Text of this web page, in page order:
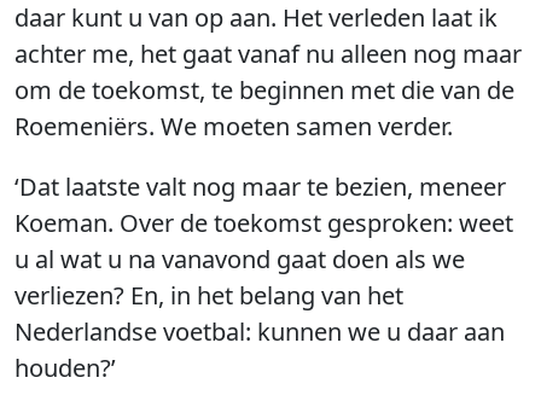
daar kunt u van op aan. Het verleden laat ik
achter me, het gaat vanaf nu alleen nog maar
om de toekomst, te beginnen met die van de
Roemeniërs. We moeten samen verder.
‘Dat laatste valt nog maar te bezien, meneer
Koeman. Over de toekomst gesproken: weet
u al wat u na vanavond gaat doen als we
verliezen? En, in het belang van het
Nederlandse voetbal: kunnen we u daar aan
houden?’